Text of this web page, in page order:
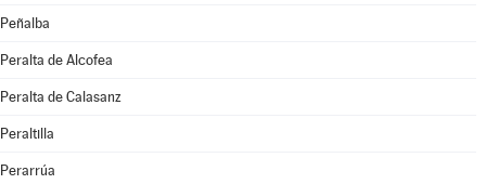
Peñalba
Peralta de Alcofea
Peralta de Calasanz
Peraltilla
Perarrúa